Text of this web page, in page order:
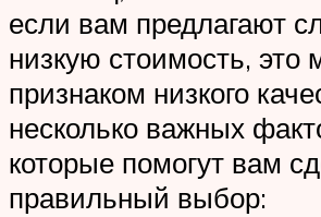
если вам предлагают
низкую стоимость, это
признаком низкого
несколько важных
которые помогут вам
правильный выбор: